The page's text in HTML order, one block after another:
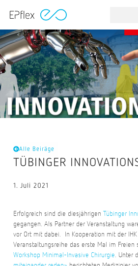
Alle Beiräge
TÜBINGER
1. Juli 2021
Erfolgreich sind die diesjährigen Tübinger
gegangen. Als Partner der Veranstaltung
vor Ort mit dabei. In Kooperation mit der
Veranstaltungsreihe das erste Mal im Freien
Workshop Minimal-Invasive Chirurgie . Unter